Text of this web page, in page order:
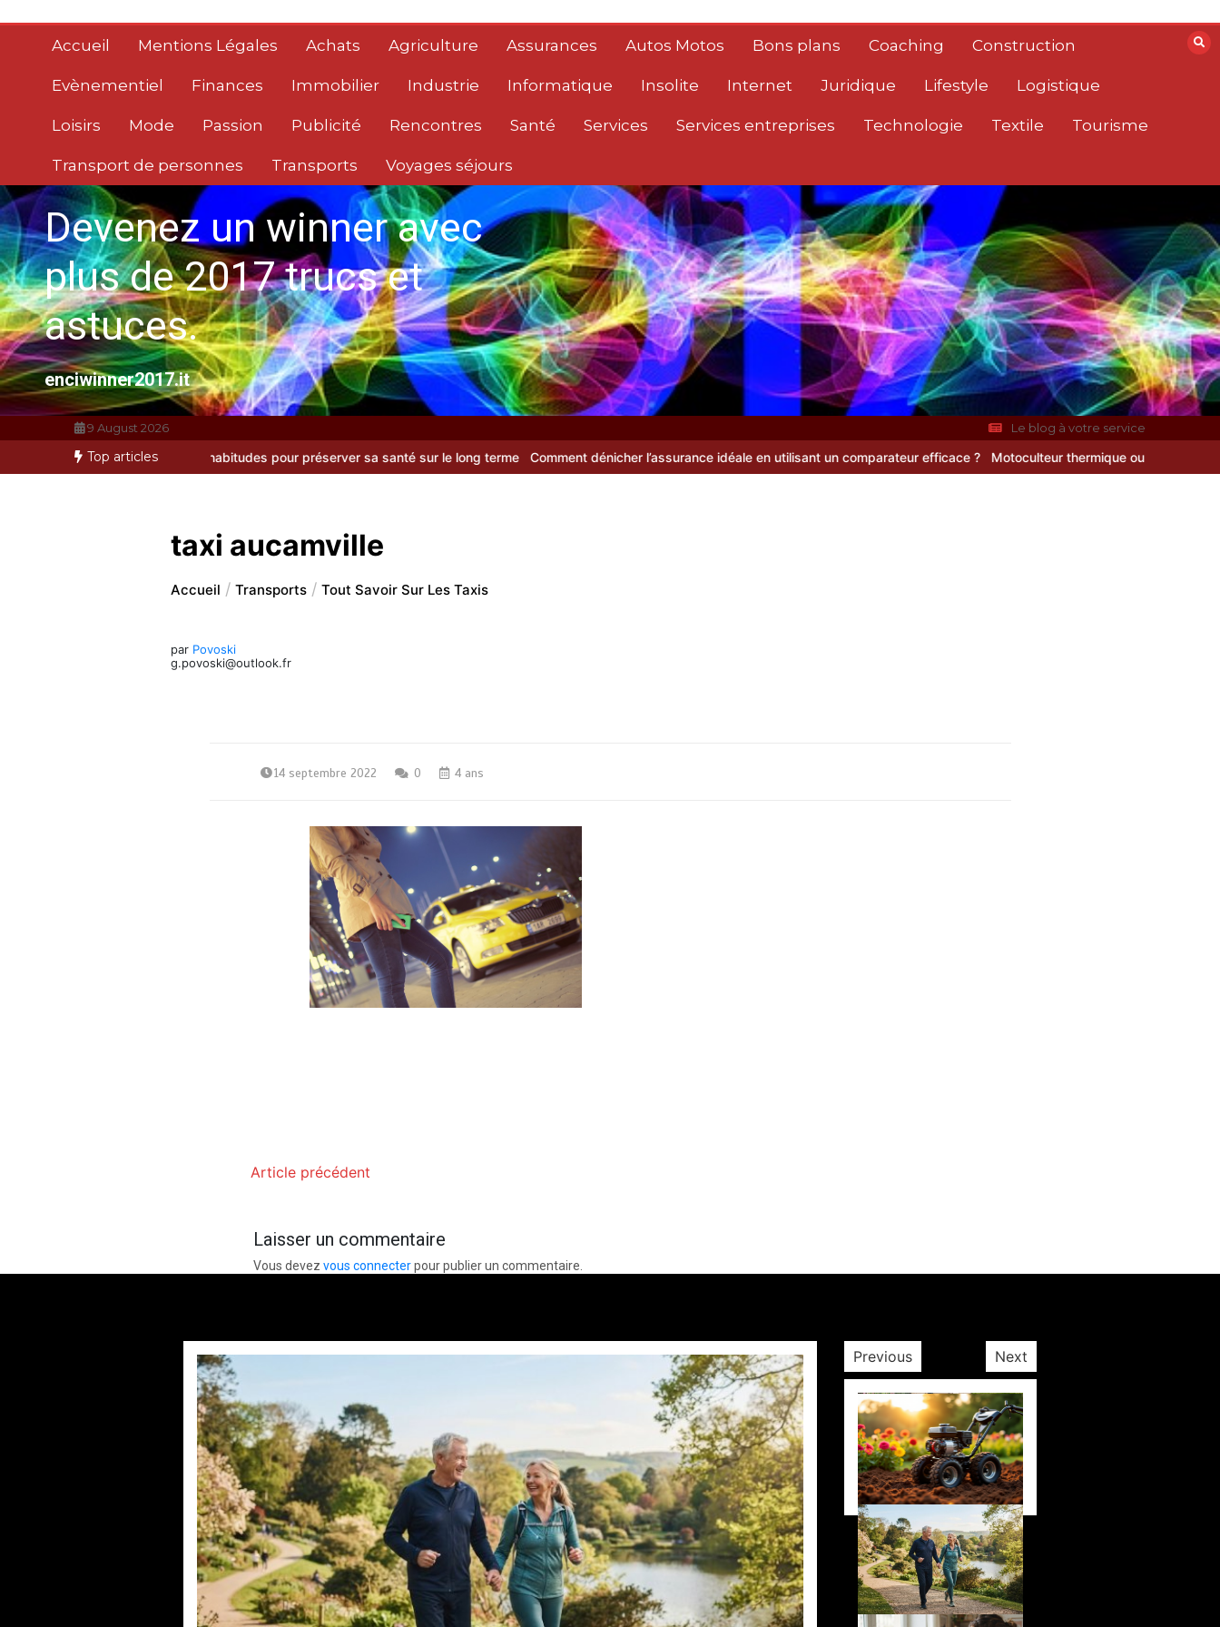
contenuAccueil Mentions Légales Achats Agriculture Assurances Autos Motos Bons plans Coaching Construction
Evènementiel Finances Immobilier Industrie Informatique Insolite Internet Juridique Lifestyle Logistique
Loisirs Mode Passion Publicité Rencontres Santé Services Services entreprises Technologie Textile Tourisme
Transport de personnes Transports Voyages séjours
Devenez un winner avec
plus de 2017 trucs et
astuces.
enciwinner2017.it
9 August 2026 Le blog à votre service
Top articles
adopter de bonnes habitudes pour préserver sa santé sur le long terme Comment dénicher l’assurance idéale en utilisant un comparateur efficace ? Motoculteur thermique ou motobineuse : le guide
taxi aucamville
Accueil Transports Tout Savoir Sur Les Taxis
par Povoski
g.povoski@outlook.fr
14 septembre 2022 0 4 ans
Article précédent
Laisser un commentaire
Vous devez vous connecterpour publier un commentaire.
Previous Next